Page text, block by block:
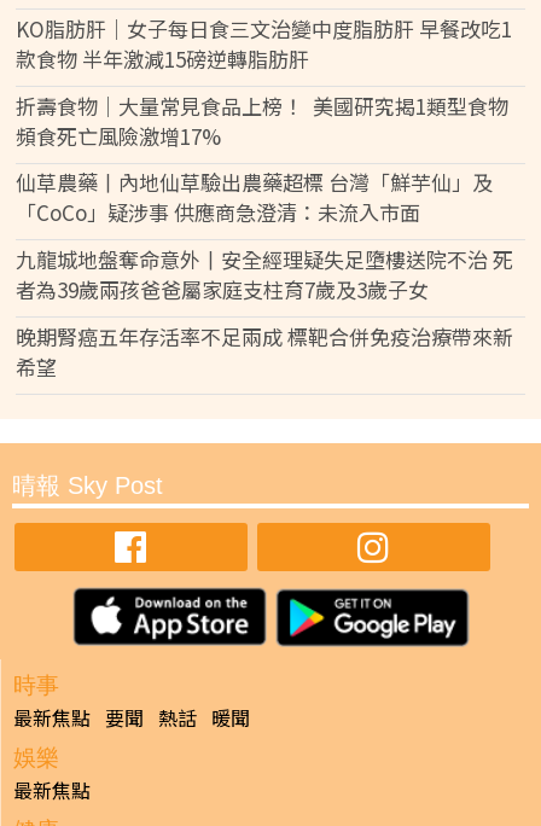
KO脂肪肝｜女子每日食三文治變中度脂肪肝 早餐改吃1
款食物 半年激減15磅逆轉脂肪肝
折壽食物｜大量常見食品上榜！ 美國研究揭1類型食物
頻食死亡風險激增17%
仙草農藥丨內地仙草驗出農藥超標 台灣「鮮芋仙」及
「CoCo」疑涉事 供應商急澄清：未流入市面
九龍城地盤奪命意外丨安全經理疑失足墮樓送院不治 死
者為39歲兩孩爸爸屬家庭支柱育7歲及3歲子女
晚期腎癌五年存活率不足兩成 標靶合併免疫治療帶來新
希望
晴報 Sky Post
時事
最新焦點 要聞 熱話 暖聞
娛樂
最新焦點